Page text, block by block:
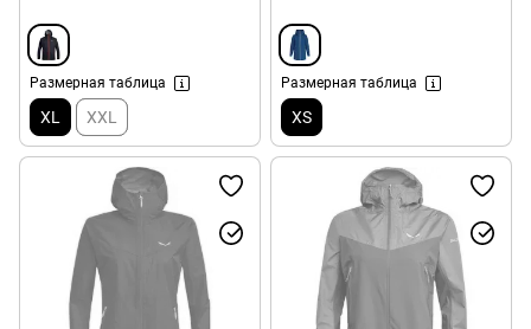
Размерная таблица
XL XXL
Размерная таблица
XS